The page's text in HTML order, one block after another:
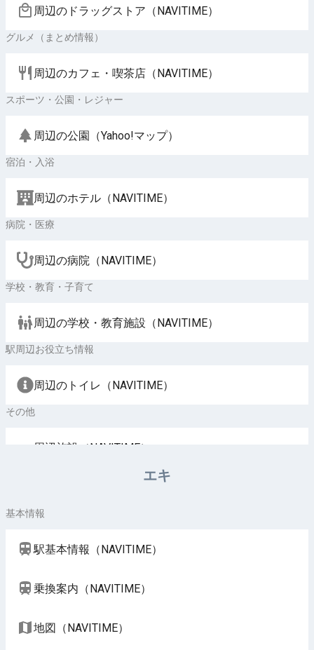
周辺のドラッグストア（NAVITIME）
グルメ（まとめ情報）
周辺のカフェ・喫茶店（NAVITIME）
スポーツ・公園・レジャー
周辺の公園（Yahoo!マップ）
宿泊・入浴
周辺のホテル（NAVITIME）
病院・医療
周辺の病院（NAVITIME）
学校・教育・子育て
周辺の学校・教育施設（NAVITIME）
駅周辺お役立ち情報
周辺のトイレ（NAVITIME）
その他
周辺施設（NAVITIME）
エキ
基本情報
駅基本情報（NAVITIME）
乗換案内（NAVITIME）
地図（NAVITIME）